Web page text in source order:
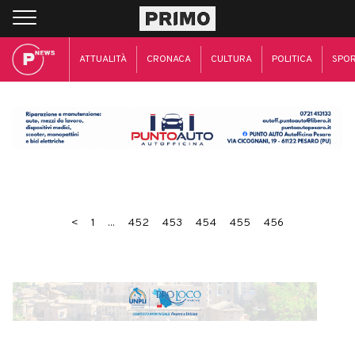
ATTUALITÀ CRONACA CULTURA POLITICA
< 1 ... 452 453 454 455 456